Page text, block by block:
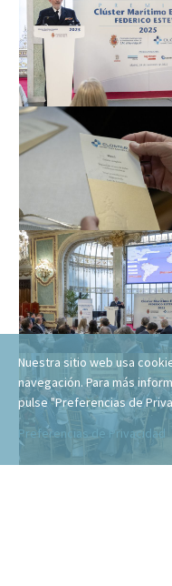
Nuestra sitio web usa
navegación. Para más
pulse "Preferencias de
Preferencias de Privacidad